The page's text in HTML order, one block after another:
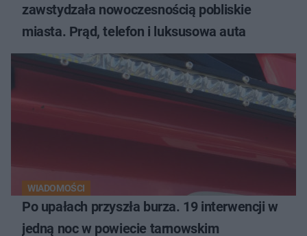
zawstydzała nowoczesnością pobliskie
miasta. Prąd, telefon i luksusowa auta
WIADOMOŚCI
Po upałach przyszła burza. 19 interwencji w
jedną noc w powiecie tarnowskim